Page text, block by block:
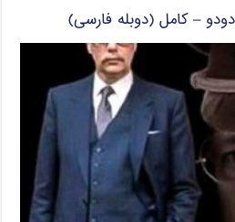
– کامل (دوبله فارسی)